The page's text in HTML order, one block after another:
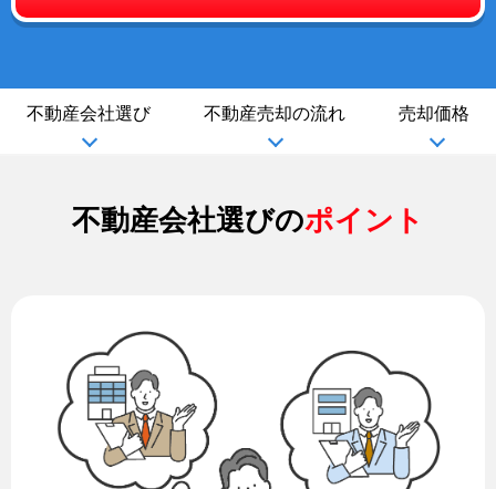
不動産会社選び 不動産売却の流れ 売却価格
不動産会社選びのポイント